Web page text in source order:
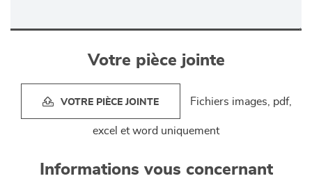
Votre pièce jointe
VOTRE PIÈCE JOINTE Fichiers images, pdf,
excel et word uniquement
Informations vous concernant